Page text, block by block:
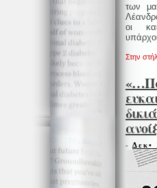
των
οι
Στην
- Δεκ•